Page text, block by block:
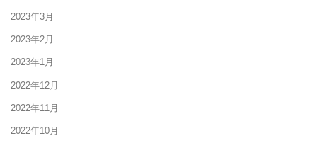
2023年3月
2023年2月
2023年1月
2022年12月
2022年11月
2022年10月